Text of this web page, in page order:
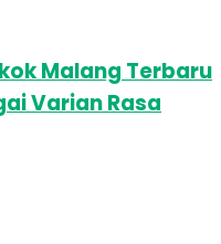
Malang Terbaru
Varian Rasa